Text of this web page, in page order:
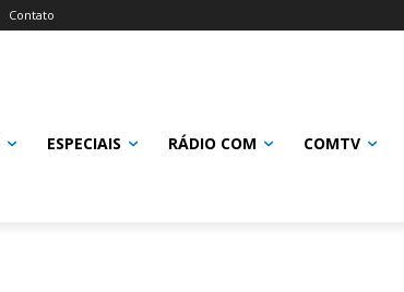
Contato
ESPECIAIS RÁDIO COM COMTV